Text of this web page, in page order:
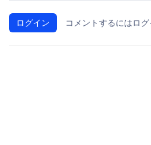
ログイン コメントするにはロ